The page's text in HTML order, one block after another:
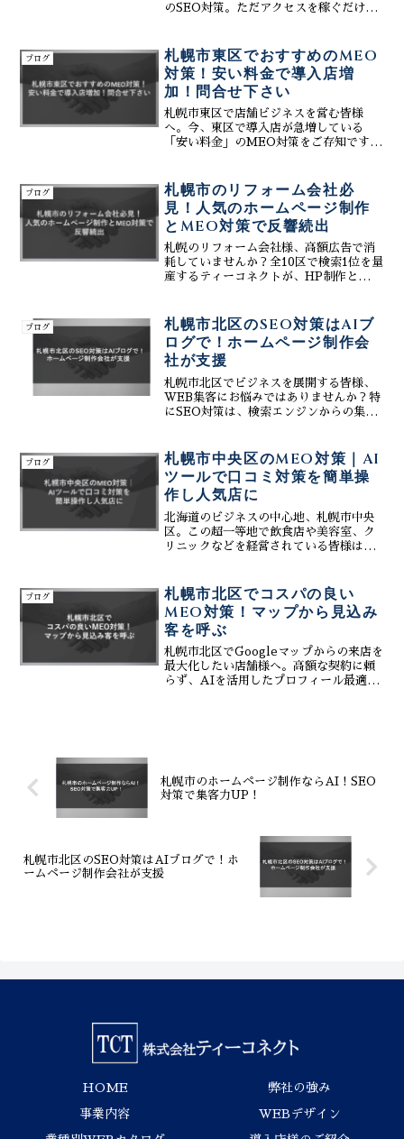
のSEO対策。ただアクセスを稼ぐだけで
上に直結する」成約重視のホームページ
構築術を解説します。
ブログ
札幌市東区でおすすめのMEO
対策！安い料金で導入店増
加！問合せ下さい
札幌市東区で店舗ビジネスを営む皆様
へ。今、東区で導入店が急増している
「安い料金」のMEO対策をご存知です
上位表示とWeb制作をトータルサポー
ト。生成AIを活用した...
ブログ
札幌市のリフォーム会社必
見！人気のホームページ制作
とMEO対策で反響続出
札幌のリフォーム会社様、高額広告で消
耗していませんか？全10区で検索1位を量
産するティーコネクトが、HP制作と
で反響を呼ぶ仕組みを構築します。安い
料金で本質的な集客を実現。無料相談受
付中。
ブログ
札幌市北区のSEO対策はAIブ
ログで！ホームページ制作会
社が支援
札幌市北区でビジネスを展開する皆様、
WEB集客にお悩みではありませんか？特
にSEO対策は、検索エンジンからの集客
制作会社として、AIブログを活用した
SEO対策で、お客様...
ブログ
札幌市中央区のMEO対策｜AI
ツールで口コミ対策を簡単操
作し人気店に
北海道のビジネスの中心地、札幌市中央
区。この超一等地で飲食店や美容室、ク
リニックなどを経営されている皆様は、
るだろう？」と日々考えていらっしゃる
のではないでしょうか。そ...
ブログ
札幌市北区でコスパの良い
MEO対策！マップから見込み
客を呼ぶ
札幌市北区でGoogleマップからの来店を
最大化したい店舗様へ。高額な契約に頼
らず、AIを活用したプロフィール最適化
札幌市のホームページ制作ならAI！SEO
対策で集客力UP！
札幌市北区のSEO対策はAIブログで！ホ
ームページ制作会社が支援
HOME 弊社の強み
事業内容 WEBデザイン